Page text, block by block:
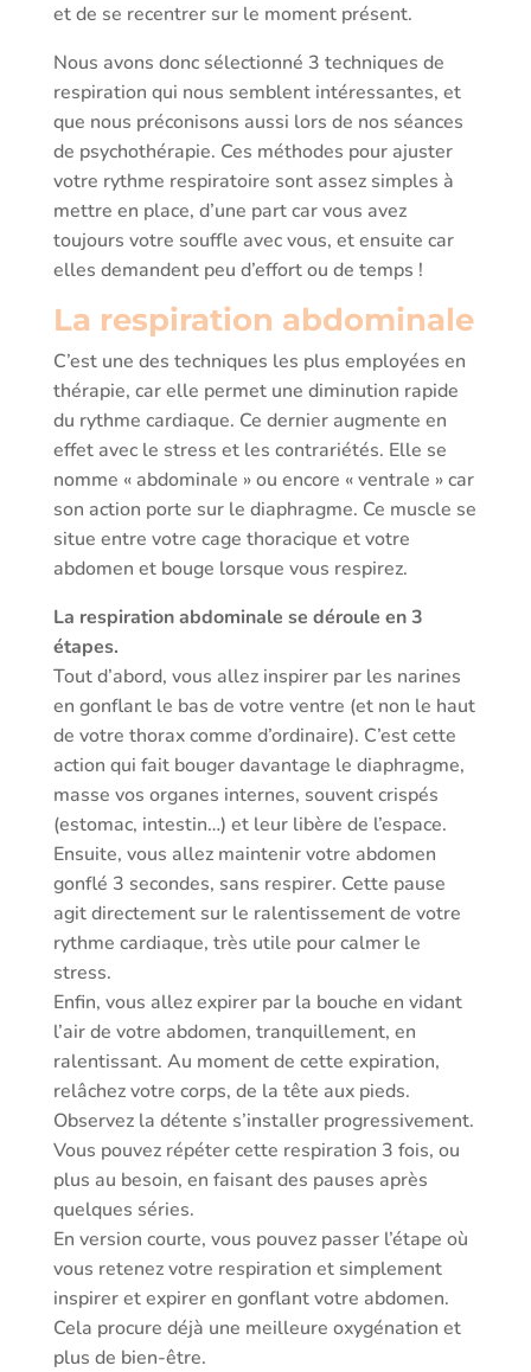
et de se recentrer sur le moment présent.
Nous avons donc sélectionné 3 techniques de
respiration qui nous semblent intéressantes, et
que nous préconisons aussi lors de nos séances
de psychothérapie. Ces méthodes pour ajuster
votre rythme respiratoire sont assez simples à
mettre en place, d’une part car vous avez
toujours votre souffle avec vous, et ensuite car
elles demandent peu d’effort ou de temps !
La respiration abdominale
C’est une des techniques les plus employées en
thérapie, car elle permet une diminution rapide
du rythme cardiaque. Ce dernier augmente en
effet avec le stress et les contrariétés. Elle se
nomme « abdominale » ou encore « ventrale » car
son action porte sur le diaphragme. Ce muscle se
situe entre votre cage thoracique et votre
abdomen et bouge lorsque vous respirez.
La respiration abdominale se déroule en 3
étapes.
Tout d’abord, vous allez inspirer par les narines
en gonflant le bas de votre ventre (et non le haut
de votre thorax comme d’ordinaire). C’est cette
action qui fait bouger davantage le diaphragme,
masse vos organes internes, souvent crispés
(estomac, intestin…) et leur libère de l’espace.
Ensuite, vous allez maintenir votre abdomen
gonflé 3 secondes, sans respirer. Cette pause
agit directement sur le ralentissement de votre
rythme cardiaque, très utile pour calmer le
stress.
Enfin, vous allez expirer par la bouche en vidant
l’air de votre abdomen, tranquillement, en
ralentissant. Au moment de cette expiration,
relâchez votre corps, de la tête aux pieds.
Observez la détente s’installer progressivement.
Vous pouvez répéter cette respiration 3 fois, ou
plus au besoin, en faisant des pauses après
quelques séries.
En version courte, vous pouvez passer l’étape où
vous retenez votre respiration et simplement
inspirer et expirer en gonflant votre abdomen.
Cela procure déjà une meilleure oxygénation et
plus de bien-être.